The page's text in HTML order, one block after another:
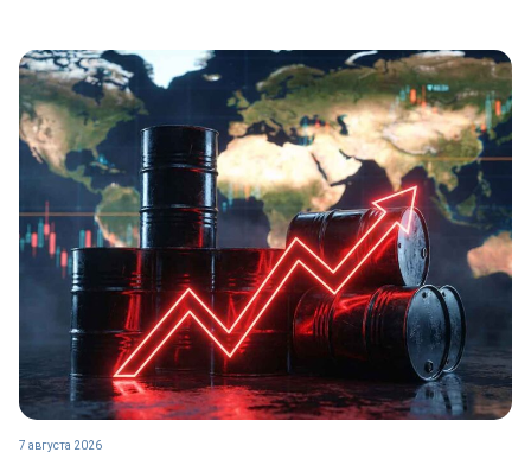
7 августа 2026